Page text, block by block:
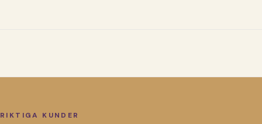
RIKTIGA KUNDER